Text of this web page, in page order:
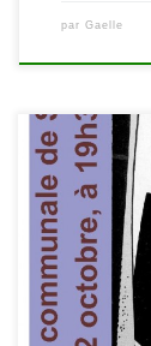
par Gaelle
Inutile de
bande
village natal
080/448054.